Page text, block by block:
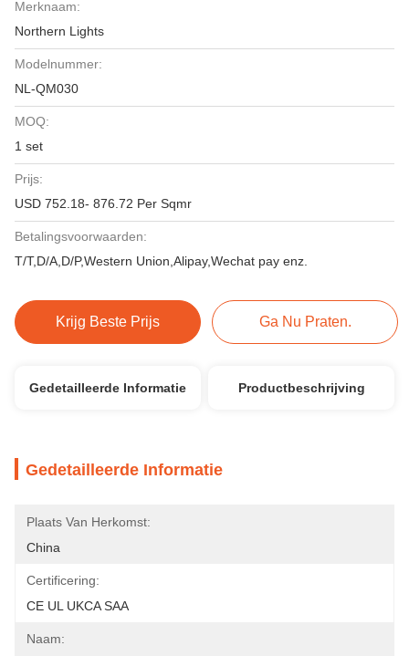
Merknaam:
Northern Lights
Modelnummer:
NL-QM030
MOQ:
1 set
Prijs:
USD 752.18- 876.72 Per Sqmr
Betalingsvoorwaarden:
T/T,D/A,D/P,Western Union,Alipay,Wechat pay enz.
Krijg Beste Prijs Ga Nu Praten.
Gedetailleerde Informatie Productbeschrijving
Gedetailleerde Informatie
Plaats Van Herkomst:
China
Certificering:
CE UL UKCA SAA
Naam: